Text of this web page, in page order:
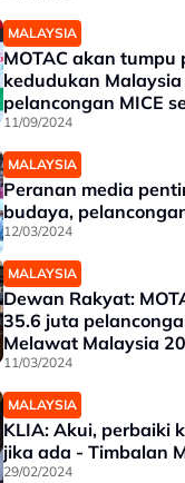
MALAYSIA
MOTAC akan tumpu
kedudukan
pelancongan MICE
11/09/2024
MALAYSIA
Peranan media
budaya,
12/03/2024
MALAYSIA
Dewan Rakyat:
35.6 juta
Melawat Malaysia
11/03/2024
MALAYSIA
KLIA: Akui, perbaiki
jika ada - Timbalan
29/02/2024